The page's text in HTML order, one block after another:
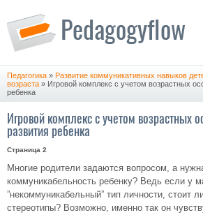
Педагогика » Развитие коммуникативных навыков
возраста » Игровой комплекс с учетом возрастных
ребенка
Игровой комплекс с учетом возрастных
развития ребенка
Страница 2
Многие родители задаются вопросом, а
коммуникабельность ребенку? Ведь если у
”некоммуникабельный” тип личности, стоит
стереотипы? Возможно, именно так он